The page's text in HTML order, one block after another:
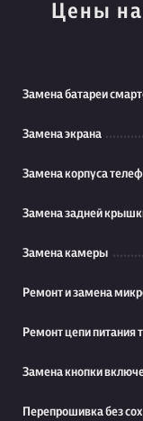
Цены
Замена батареи
Замена экрана
Замена корпуса
Замена задней
Замена камеры
Ремонт и замена
Ремонт цепи питания
Замена кнопки
Перепрошивка без